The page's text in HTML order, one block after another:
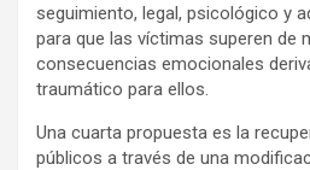
seguimiento, legal, psicológico y
para que las víctimas superen de
consecuencias emocionales
traumático para ellos.
Una cuarta propuesta es la
públicos a través de una